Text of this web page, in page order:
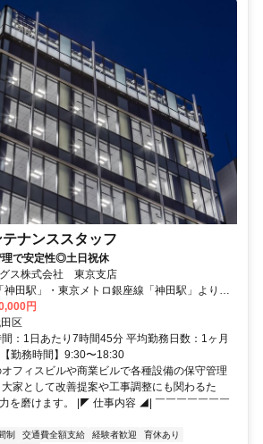
ナンススタッフ
で安定性◎土日祝休
ス株式会社 東京支店
神田駅」・東京メトロ銀座線「神田駅」より徒
円
区
：1日あたり7時間45分 平均勤務日数：1ヶ月
勤務時間】9:30〜18:30
フィスビルや商業ビルで各種設備の保守管理
家として改善提案や工事調整にも関わるた
を磨けます。 |◤ 仕事内容 ◢| ￣￣￣￣￣￣￣
制 交通費全額支給 経験者歓迎
育休あり